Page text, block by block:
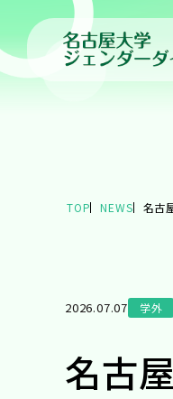
TOP NEWS 名古
2026.07.07 学外
名古